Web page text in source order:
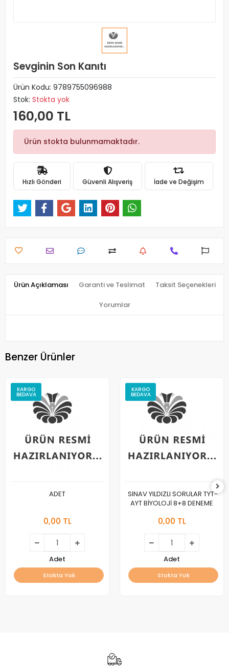
Sevginin Son Kanıtı
Ürün Kodu: 9789755096988
Stok: Stokta yok
160,00 TL
Ürün stokta bulunmamaktadır.
Hızlı Gönderi Güvenli Alışveriş İade ve Değişim
Ürün Açıklaması Garanti ve Teslimat Taksit Seçenekleri
Yorumlar
Benzer Ürünler
KARGO
BEDAVA
ADET
0,00 TL
Adet
Stokta Yok
KARGO
BEDAVA
SINAV YILDIZLI SORULAR TYT-
AYT BİYOLOJİ 8+8 DENEME
0,00 TL
Adet
Stokta Yok